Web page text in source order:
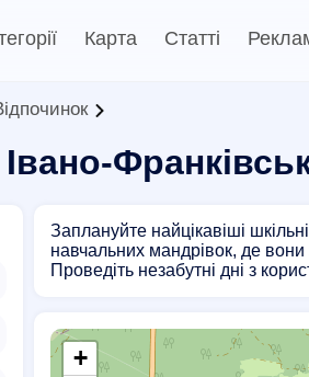
Карта Статті
Івано-
Заплануйте найцікавіші
навчальних мандрівок, де вони
Проведіть незабутні дні з
+